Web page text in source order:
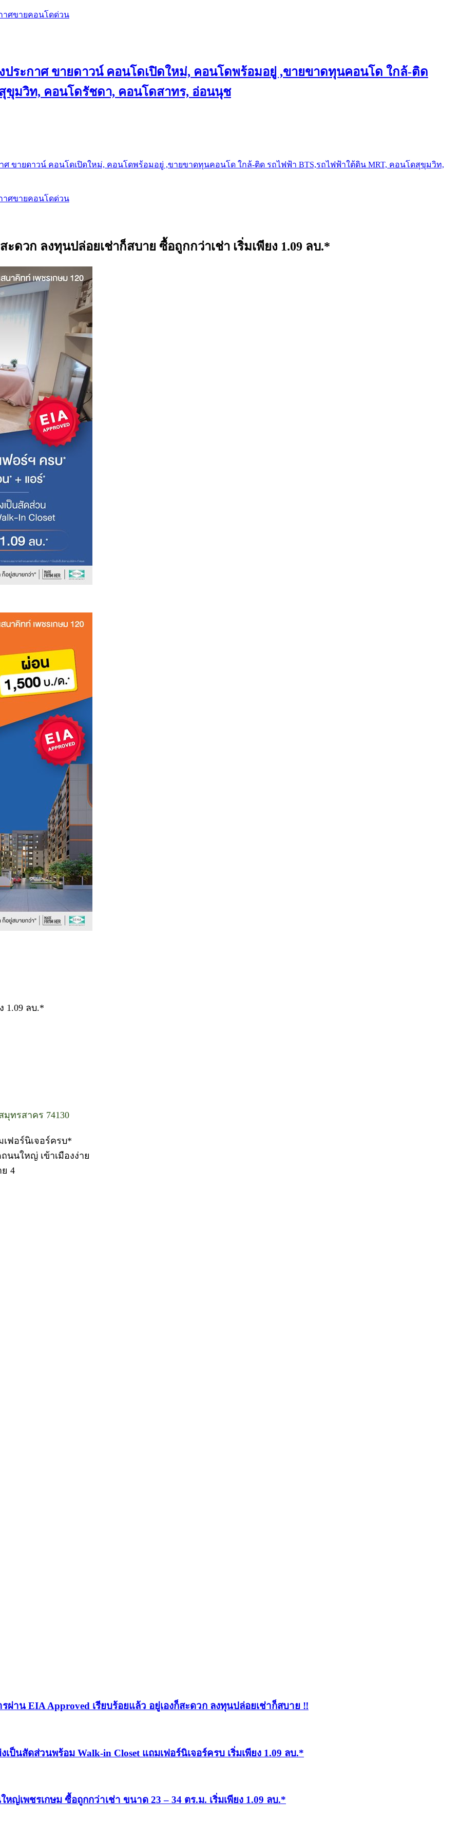
าศขายคอนโดด่วน
ประกาศ ขายดาวน์ คอนโดเปิดใหม่, คอนโดพร้อมอยู่ ,ขายขาดทุนคอนโด ใกล้-ติด
ขุมวิท, คอนโดรัชดา, คอนโดสาทร, อ่อนนุช
ศ ขายดาวน์ คอนโดเปิดใหม่, คอนโดพร้อมอยู่ ,ขายขาดทุนคอนโด ใกล้-ติด รถไฟฟ้า BTS,รถไฟฟ้าใต้ดิน MRT, คอนโดสุขุมวิท,
าศขายคอนโดด่วน
ะดวก ลงทุนปล่อยเช่าก็สบาย ซื้อถูกกว่าเช่า เริ่มเพียง 1.09 ลบ.*
1.09 ลบ.*
ทรสาคร 74130
เฟอร์นิเจอร์ครบ*
นนใหญ่ เข้าเมืองง่าย
4
ผ่าน EIA Approved เรียบร้อยแล้ว อยู่เองก็สะดวก ลงทุนปล่อยเช่าก็สบาย ‼
เป็นสัดส่วนพร้อม Walk-in Closet แถมเฟอร์นิเจอร์ครบ เริ่มเพียง 1.09 ลบ.*
ญ่เพชรเกษม ซื้อถูกกว่าเช่า ขนาด 23 – 34 ตร.ม. เริ่มเพียง 1.09 ลบ.*